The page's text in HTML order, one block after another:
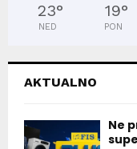
23°
NED
19°
PON
AKTUALNO
Ne